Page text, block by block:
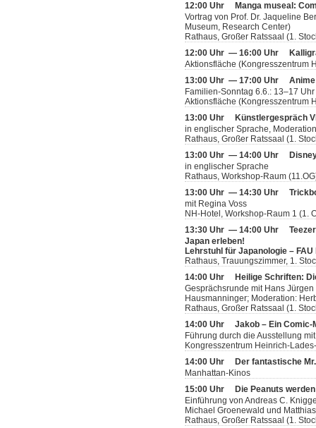
12:00 Uhr
Manga museal:
Vortrag von Prof. Dr. Jaqueline
Museum, Research Center)
Rathaus, Großer Ratssaal (1.
12:00 Uhr — 16:00 Uhr
Aktionsfläche (Kongresszentrum
13:00 Uhr — 17:00 Uhr
Familien-Sonntag 6.6.: 13–17
Aktionsfläche (Kongresszentrum
13:00 Uhr
Künstlergespräch
in englischer Sprache,
Rathaus, Großer Ratssaal (1.
13:00 Uhr — 14:00 Uhr
in englischer Sprache
Rathaus, Workshop-Raum
13:00 Uhr — 14:30 Uhr
mit Regina Voss
NH-Hotel, Workshop-Raum 1 (1.
13:30 Uhr — 14:00 Uhr
Japan erleben!
Lehrstuhl für Japanologie –
Rathaus, Trauungszimmer, 1.
14:00 Uhr
Heilige Schriften:
Gesprächsrunde mit Hans
Hausmanninger; Moderation:
Rathaus, Großer Ratssaal (1.
14:00 Uhr Jakob – Ein Comic-
Führung durch die Ausstellung
Kongresszentrum Heinrich-
14:00 Uhr
Der fantastische
Manhattan-Kinos
15:00 Uhr
Die Peanuts
Einführung von Andreas C.
Michael Groenewald und
Rathaus, Großer Ratssaal (1.